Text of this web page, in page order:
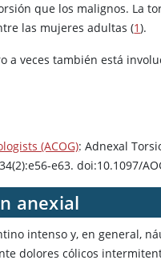
que los malignos. La
las mujeres adultas (1).
a veces también está
(ACOG): Adnexal
e63. doi:10.1097/
anexial
intenso y, en general,
dolores cólicos